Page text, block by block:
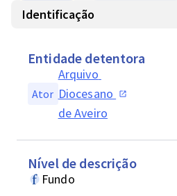
Identificação
Entidade detentora
Ator
Arquivo
Diocesano
de Aveiro
Nível de descrição
Fundo